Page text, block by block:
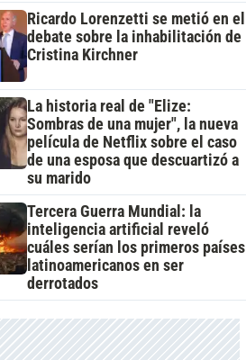
Ricardo Lorenzetti se metió en el
debate sobre la inhabilitación de
Cristina Kirchner
La historia real de "Elize:
Sombras de una mujer", la nueva
película de Netflix sobre el caso
de una esposa que descuartizó a
su marido
Tercera Guerra Mundial: la
inteligencia artificial reveló
cuáles serían los primeros países
latinoamericanos en ser
derrotados